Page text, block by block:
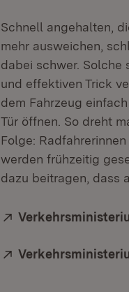
Schnell angehalten,
mehr ausweichen,
dabei schwer. Solche
und effektiven Trick
dem Fahrzeug
Tür öffnen. So dreht
Folge:
werden frühzeitig
dazu beitragen, dass
Extern:
Extern: